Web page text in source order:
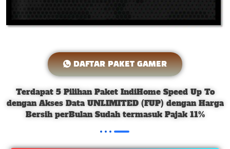
DAFTAR PAKET GAMER
Terdapat 5 Pilihan Paket IndiHome Speed Up To
dengan Akses Data UNLIMITED (FUP) dengan Harga
Bersih perBulan Sudah termasuk Pajak 11%